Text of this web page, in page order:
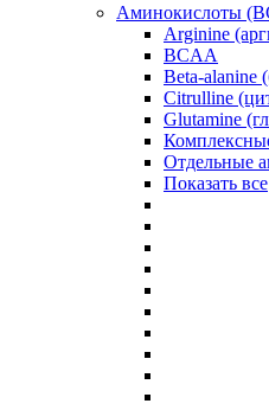
Аминокислоты
Arginine
BCAA
Beta-alanine
Citrulline
Glutamine
Отдельные
Показать все